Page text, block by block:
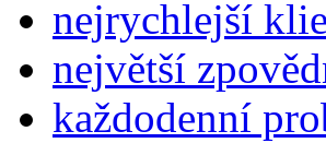
nejrychlejší
největší
každodenní